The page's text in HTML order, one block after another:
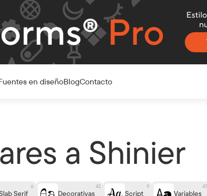
en diseñoBlogContacto
a Shinier
Serif
6
Decorativas
42
Script
9
Variables
47